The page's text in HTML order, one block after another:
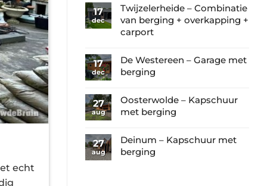
echt
reacties
op
Tzummarum
tuinkamer
met
wanden
17
dec
Twijzelerheide – Combinatie
van berging + overkapping +
carport
reacties
op
Combinatie
van
+
overkapping
17
dec
De Westereen – Garage met
berging
reacties
op
Westereen
–
Garage
27
aug
Oosterwolde – Kapschuur
met berging
reacties
op
27
aug
Deinum – Kapschuur met
berging